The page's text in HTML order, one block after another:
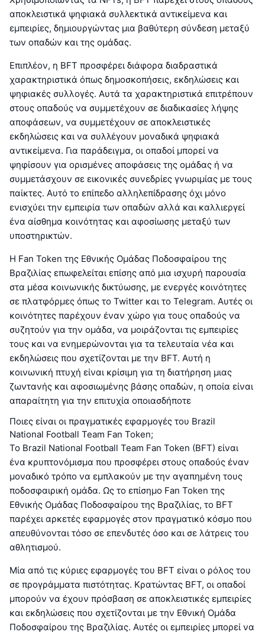
αποκλειστικά ψηφιακά συλλεκτικά αντικείμενα και
εμπειρίες, δημιουργώντας μια βαθύτερη σύνδεση μεταξύ
των οπαδών και της ομάδας.
Επιπλέον, η BFT προσφέρει διάφορα διαδραστικά
χαρακτηριστικά όπως δημοσκοπήσεις, εκδηλώσεις και
ψηφιακές συλλογές. Αυτά τα χαρακτηριστικά επιτρέπουν
στους οπαδούς να συμμετέχουν σε διαδικασίες λήψης
αποφάσεων, να συμμετέχουν σε αποκλειστικές
εκδηλώσεις και να συλλέγουν μοναδικά ψηφιακά
αντικείμενα. Για παράδειγμα, οι οπαδοί μπορεί να
ψηφίσουν για ορισμένες αποφάσεις της ομάδας ή να
συμμετάσχουν σε εικονικές συνεδρίες γνωριμίας με τους
παίκτες. Αυτό το επίπεδο αλληλεπίδρασης όχι μόνο
ενισχύει την εμπειρία των οπαδών αλλά και καλλιεργεί
ένα αίσθημα κοινότητας και αφοσίωσης μεταξύ των
υποστηρικτών.
Η Fan Token της Εθνικής Ομάδας Ποδοσφαίρου της
Βραζιλίας επωφελείται επίσης από μια ισχυρή παρουσία
στα μέσα κοινωνικής δικτύωσης, με ενεργές κοινότητες
σε πλατφόρμες όπως το Twitter και το Telegram. Αυτές οι
κοινότητες παρέχουν έναν χώρο για τους οπαδούς να
συζητούν για την ομάδα, να μοιράζονται τις εμπειρίες
τους και να ενημερώνονται για τα τελευταία νέα και
εκδηλώσεις που σχετίζονται με την BFT. Αυτή η
κοινωνική πτυχή είναι κρίσιμη για τη διατήρηση μιας
ζωντανής και αφοσιωμένης βάσης οπαδών, η οποία είναι
απαραίτητη για την επιτυχία οποιασδήποτε
Ποιες είναι οι πραγματικές εφαρμογές του Brazil
National Football Team Fan Token;
Το Brazil National Football Team Fan Token (BFT) είναι
ένα κρυπτονόμισμα που προσφέρει στους οπαδούς έναν
μοναδικό τρόπο να εμπλακούν με την αγαπημένη τους
ποδοσφαιρική ομάδα. Ως το επίσημο Fan Token της
Εθνικής Ομάδας Ποδοσφαίρου της Βραζιλίας, το BFT
παρέχει αρκετές εφαρμογές στον πραγματικό κόσμο που
απευθύνονται τόσο σε επενδυτές όσο και σε λάτρεις του
αθλητισμού.
Μία από τις κύριες εφαρμογές του BFT είναι ο ρόλος του
σε προγράμματα πιστότητας. Κρατώντας BFT, οι οπαδοί
μπορούν να έχουν πρόσβαση σε αποκλειστικές εμπειρίες
και εκδηλώσεις που σχετίζονται με την Εθνική Ομάδα
Ποδοσφαίρου της Βραζιλίας. Αυτές οι εμπειρίες μπορεί να